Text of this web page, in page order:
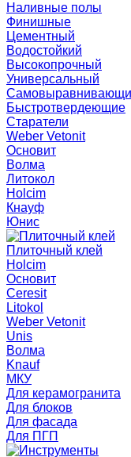
Наливные полы
Финишные
Цементный
Водостойкий
Высокопрочный
Универсальный
Быстротвердеющие
Старатели
Weber Vetonit
Основит
Волма
Литокол
Holcim
Кнауф
Юнис
Плиточный клей
Holcim
Основит
Ceresit
Litokol
Weber Vetonit
Unis
Волма
Knauf
МКУ
Для керамогранита
Для блоков
Для фасада
Для ПГП